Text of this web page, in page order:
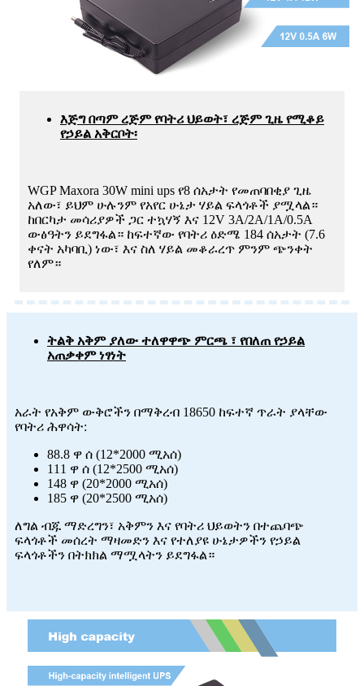
እጅግ በጣም ረጅም የባትሪ ህይወት፣ ረጅም ጊዜ የሚቆይ
የኃይል አቅርቦት፡
WGP Maxora 30W mini ups የ8 ሰአታት የመጠባበቂያ ጊዜ
አለው፣ ይህም ሁሉንም የአየር ሁኔታ ሃይል ፍላጎቶች ያሟላል።
ከበርካታ መሳሪያዎች ጋር ተኳሃኝ እና 12V 3A/2A/1A/0.5A
ውፅዓትን ይደግፋል። ከፍተኛው የባትሪ ዕድሜ 184 ሰአታት (7.6
ቀናት አካባቢ) ነው፣ እና ስለ ሃይል መቆራረጥ ምንም ጭንቀት
የለም።
ትልቅ አቅም ያለው ተለዋዋጭ ምርጫ ፣ የበለጠ የኃይል
አጠቃቀም ነፃነት
አራት የአቅም ውቅሮችን በማቅረብ 18650 ከፍተኛ ጥራት ያላቸው
የባትሪ ሕዋሳት:
88.8 ዋ ሰ (12*2000 ሚአሰ)
111 ዋ ሰ (12*2500 ሚአሰ)
148 ዋ (20*2000 ሚአሰ)
185 ዋ (20*2500 ሚአሰ)
ለግል ብጁ ማድረግን፣ አቅምን እና የባትሪ ህይወትን በተጨባጭ
ፍላጎቶች መሰረት ማዛመድን እና የተለያዩ ሁኔታዎችን የኃይል
ፍላጎቶችን በትክክል ማሟላትን ይደግፋል።